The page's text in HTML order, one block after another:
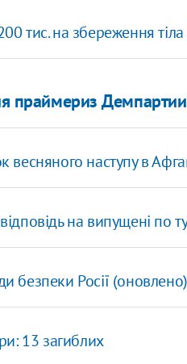
тис. на збереження
праймериз Демпартии
весняного наступу в
на випущені по
безпеки Росії (оновлено)
13 загиблих